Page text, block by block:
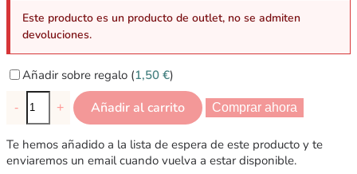
Este producto es un producto de outlet, no se admiten
devoluciones.
Añadir sobre regalo (1,50 €)
- + Añadir al carrito Comprar ahora
Te hemos añadido a la lista de espera de este producto y te
enviaremos un email cuando vuelva a estar disponible.